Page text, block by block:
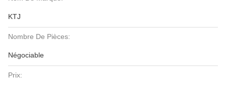
KTJ
Nombre De Pièces:
Négociable
Prix: